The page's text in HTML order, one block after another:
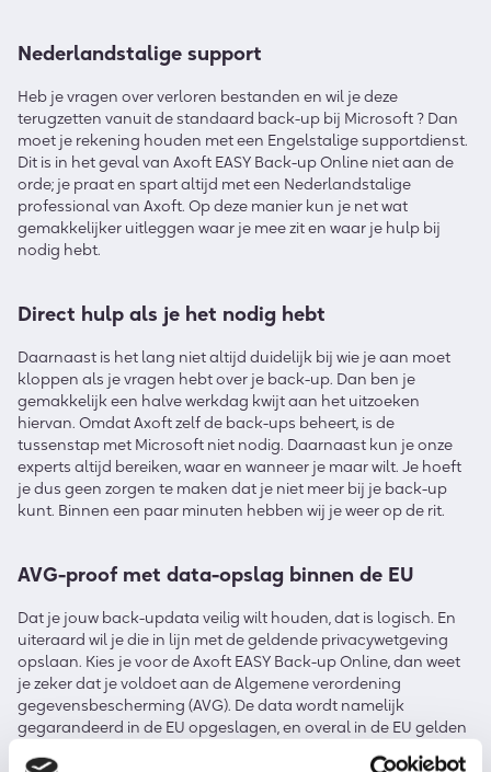
Nederlandstalige support
Heb je vragen over verloren bestanden en wil je deze
terugzetten vanuit de standaard back-up bij Microsoft ? Dan
moet je rekening houden met een Engelstalige supportdienst.
Dit is in het geval van Axoft EASY Back-up Online niet aan de
orde; je praat en spart altijd met een Nederlandstalige
professional van Axoft. Op deze manier kun je net wat
gemakkelijker uitleggen waar je mee zit en waar je hulp bij
nodig hebt.
Direct hulp als je het nodig hebt
Daarnaast is het lang niet altijd duidelijk bij wie je aan moet
kloppen als je vragen hebt over je back-up. Dan ben je
gemakkelijk een halve werkdag kwijt aan het uitzoeken
hiervan. Omdat Axoft zelf de back-ups beheert, is de
tussenstap met Microsoft niet nodig. Daarnaast kun je onze
experts altijd bereiken, waar en wanneer je maar wilt. Je hoeft
je dus geen zorgen te maken dat je niet meer bij je back-up
kunt. Binnen een paar minuten hebben wij je weer op de rit.
AVG-proof met data-opslag binnen de EU
Dat je jouw back-updata veilig wilt houden, dat is logisch. En
uiteraard wil je die in lijn met de geldende privacywetgeving
opslaan. Kies je voor de Axoft EASY Back-up Online, dan weet
je zeker dat je voldoet aan de Algemene verordening
gegevensbescherming (AVG). De data wordt namelijk
gegarandeerd in de EU opgeslagen, en overal in de EU gelden